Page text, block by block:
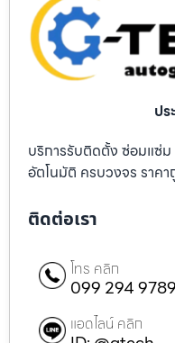
ปร
บริการรับติดตั้ง ซ่อมแซ่ม
อัตโนมัติ ครบวงจร ราคา
ติดต่อเรา
โทร คลิก
099 294 9789
แอดไลน์ คลิก